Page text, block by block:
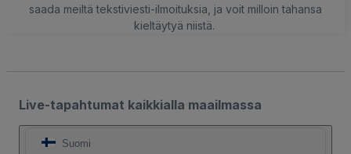
saada meiltä tekstiviesti-ilmoituksia, ja voit milloin tahansa
kieltäytyä niistä.
Live-tapahtumat kaikkialla maailmassa
Suomi